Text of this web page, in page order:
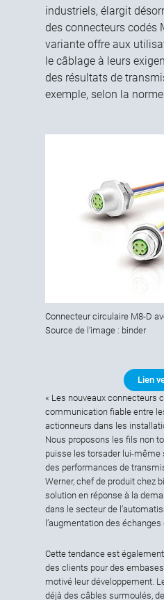
industriels, élargit
des connecteurs codés
variante offre aux
le câblage à leurs
des résultats de
exemple, selon la
Connecteur circulaire M8-D
Source de l’image : binder
Lien
« Les nouveaux connecteurs
communication fiable entre
actionneurs dans les
Nous proposons les fils non
puisse les torsader lui-même
des performances de
Werner, chef de produit chez
solution en réponse à la
dans le secteur de
l’augmentation des
Cette tendance est
des clients pour des
motivé leur développement.
déjà des câbles surmoulés,